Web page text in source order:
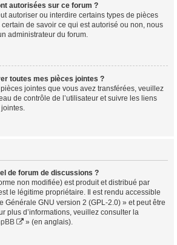
autorisées sur ce forum ?
autoriser ou interdire certains types de pièces
certain de savoir ce qui est autorisé ou non, nous
administrateur du forum.
toutes mes pièces jointes ?
jointes que vous avez transférées, veuillez
de contrôle de l’utilisateur et suivre les liens
de forum de discussions ?
non modifiée) est produit et distribué par
le légitime propriétaire. Il est rendu accessible
Générale GNU version 2 (GPL-2.0) » et peut être
plus d’informations, veuillez consulter la
» (en anglais).